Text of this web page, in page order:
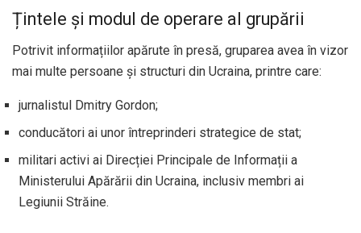
Țintele și modul de operare al grupării
Potrivit informațiilor apărute în presă, gruparea avea în vizor
mai multe persoane și structuri din Ucraina, printre care:
jurnalistul Dmitry Gordon;
conducători ai unor întreprinderi strategice de stat;
militari activi ai Direcției Principale de Informații a
Ministerului Apărării din Ucraina, inclusiv membri ai
Legiunii Străine.